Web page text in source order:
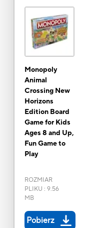
Monopoly
Animal
Crossing New
Horizons
Edition Board
Game for Kids
Ages 8 and Up,
Fun Game to
Play
ROZMIAR
PLIKU : 9.56
MB
Pobierz